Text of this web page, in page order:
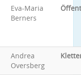
Eva-Maria
Berners
Andrea
Oversberg